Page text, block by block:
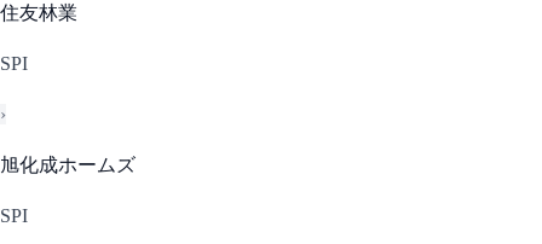
住友林業
SPI
›
旭化成ホームズ
SPI